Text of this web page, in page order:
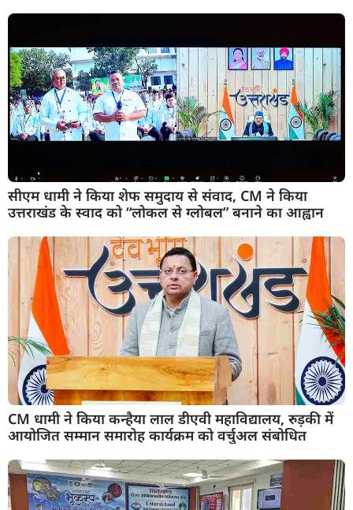
सीएम धामी ने किया शेफ समुदाय से संवाद, CM ने किया
उत्तराखंड के स्वाद को “लोकल से ग्लोबल” बनाने का आह्वान
CM धामी ने किया कन्हैया लाल डीएवी महाविद्यालय, रुड़की में
आयोजित सम्मान समारोह कार्यक्रम को वर्चुअल संबोधित